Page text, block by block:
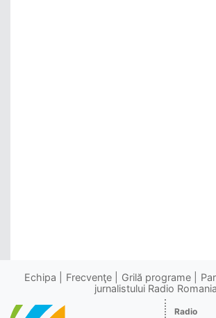
Echipa Frecvenţe Grilă programe
jurnalistului Radio Romania
Radio